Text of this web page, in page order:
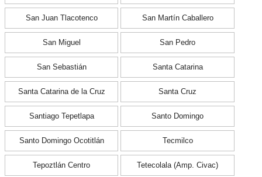
San Juan Tlacotenco San Martín Caballero
San Miguel San Pedro
San Sebastián Santa Catarina
Santa Catarina de la Cruz Santa Cruz
Santiago Tepetlapa Santo Domingo
Santo Domingo Ocotitlán Tecmilco
Tepoztlán Centro Tetecolala (Amp. Civac)